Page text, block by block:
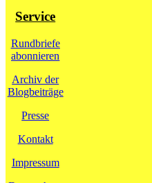
Service
Rundbriefe
abonnieren
Archiv der
Blogbeiträge
Presse
Kontakt
Impressum